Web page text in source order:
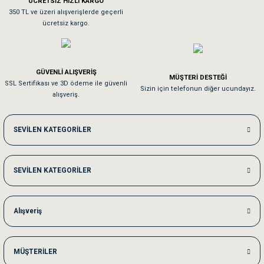
Sa**** On******
Kedilerim beğeniyorlar. Memnunuz. Uygun fiyatta olması iyi.
Me***** Ya******
Akşam verdiğim sipariş bir sonraki gün elime ulaştı. Jack russell köpeğim
Ka***** Ar******
Ufak bir sorun harici sorun olmadı sağolsunlar onuda hemen çözdüler
350 TL ve üzeri alışverişlerde geçerli
ücretsiz kargo.
GÜVENLİ ALIŞVERİŞ
SSL Sertifikası ve 3D ödeme ile güvenli
alışveriş.
MÜŞTERİ DESTEĞİ
Sizin için telefonun diğer ucundayız.
SEVİLEN KATEGORİLER
SEVİLEN KATEGORİLER
Alışveriş
MÜŞTERİLER